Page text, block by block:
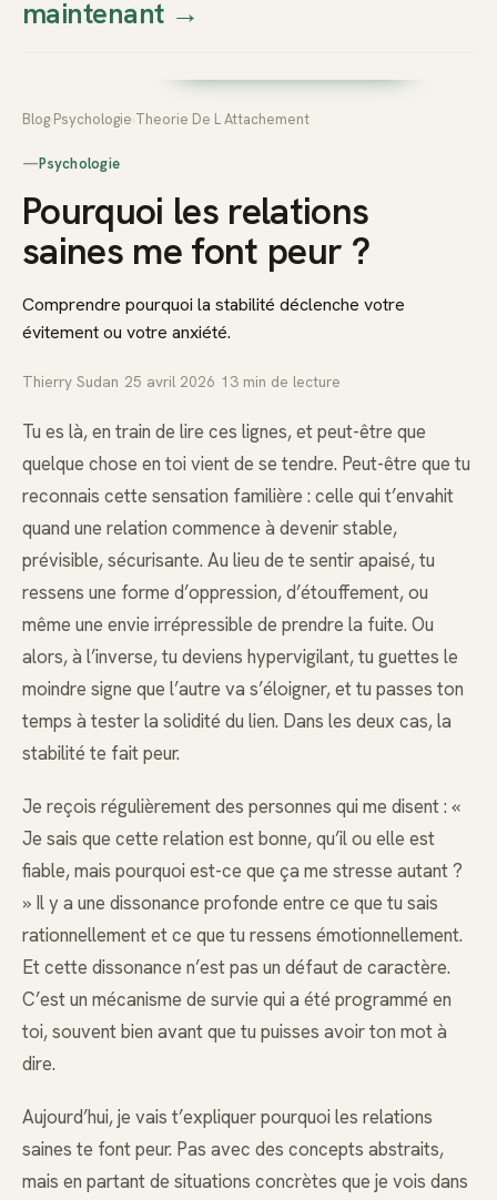
Thierry
Prendre rendez-vous dès
maintenant→
Blog Psychologie Theorie De L Attachement
—Psychologie
Pourquoi les relations
saines me font peur ?
Comprendre pourquoi la stabilité déclenche votre
évitement ou votre anxiété.
Thierry Sudan 25 avril 2026 13 min de lecture
Tu es là, en train de lire ces lignes, et peut-être que
quelque chose en toi vient de se tendre. Peut-être que tu
reconnais cette sensation familière : celle qui t’envahit
quand une relation commence à devenir stable,
prévisible, sécurisante. Au lieu de te sentir apaisé, tu
ressens une forme d’oppression, d’étouffement, ou
même une envie irrépressible de prendre la fuite. Ou
alors, à l’inverse, tu deviens hypervigilant, tu guettes le
moindre signe que l’autre va s’éloigner, et tu passes ton
temps à tester la solidité du lien. Dans les deux cas, la
stabilité te fait peur.
Je reçois régulièrement des personnes qui me disent : «
Je sais que cette relation est bonne, qu’il ou elle est
fiable, mais pourquoi est-ce que ça me stresse autant ?
» Il y a une dissonance profonde entre ce que tu sais
rationnellement et ce que tu ressens émotionnellement.
Et cette dissonance n’est pas un défaut de caractère.
C’est un mécanisme de survie qui a été programmé en
toi, souvent bien avant que tu puisses avoir ton mot à
dire.
Aujourd’hui, je vais t’expliquer pourquoi les relations
saines te font peur. Pas avec des concepts abstraits,
mais en partant de situations concrètes que je vois dans